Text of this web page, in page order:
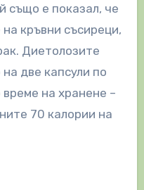
също е показал, че
кръвни съсиреци,
Диетолозите
две капсули по
на хранене –
70 калории на